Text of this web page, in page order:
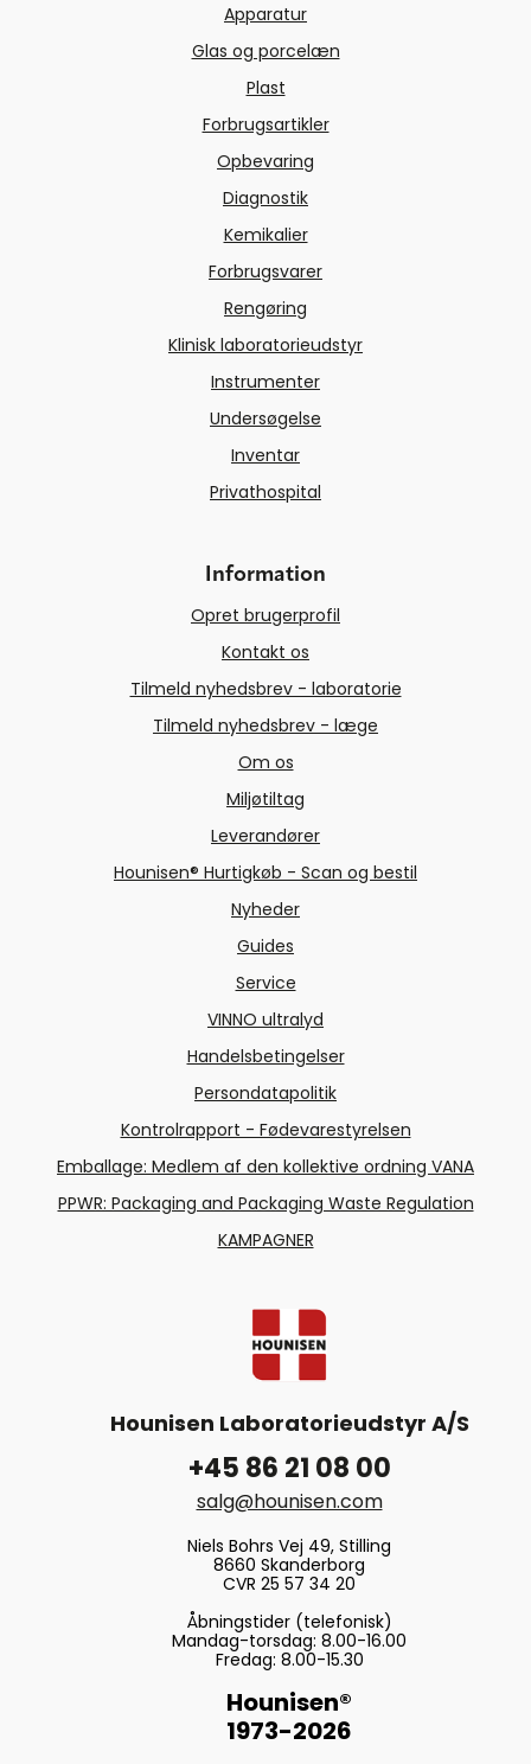
Apparatur
Glas og porcelæn
Plast
Forbrugsartikler
Opbevaring
Diagnostik
Kemikalier
Forbrugsvarer
Rengøring
Klinisk laboratorieudstyr
Instrumenter
Undersøgelse
Inventar
Privathospital
Information
Opret brugerprofil
Kontakt os
Tilmeld nyhedsbrev - laboratorie
Tilmeld nyhedsbrev - læge
Om os
Miljøtiltag
Leverandører
Hounisen® Hurtigkøb - Scan og bestil
Nyheder
Guides
Service
VINNO ultralyd
Handelsbetingelser
Persondatapolitik
Kontrolrapport - Fødevarestyrelsen
Emballage: Medlem af den kollektive ordning VANA
PPWR: Packaging and Packaging Waste Regulation
KAMPAGNER
Hounisen Laboratorieudstyr A/S
+45 86 21 08 00
salg@hounisen.com
Niels Bohrs Vej 49, Stilling
8660 Skanderborg
CVR 25 57 34 20
Åbningstider (telefonisk)
Mandag-torsdag: 8.00-16.00
Fredag: 8.00-15.30
Hounisen®
1973-2026